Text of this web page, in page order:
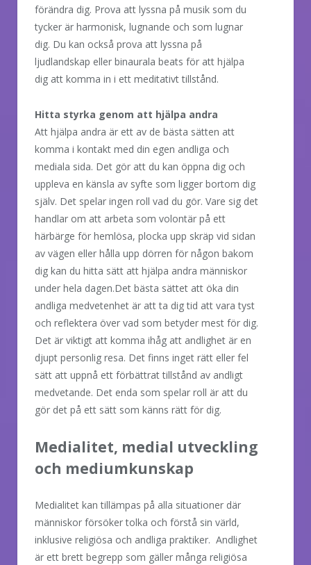
förändra dig. Prova att lyssna på musik som du
tycker är harmonisk, lugnande och som lugnar
dig. Du kan också prova att lyssna på
ljudlandskap eller binaurala beats för att hjälpa
dig att komma in i ett meditativt tillstånd.
Hitta styrka genom att hjälpa andra
Att hjälpa andra är ett av de bästa sätten att
komma i kontakt med din egen andliga och
mediala sida. Det gör att du kan öppna dig och
uppleva en känsla av syfte som ligger bortom dig
själv. Det spelar ingen roll vad du gör. Vare sig det
handlar om att arbeta som volontär på ett
härbärge för hemlösa, plocka upp skräp vid sidan
av vägen eller hålla upp dörren för någon bakom
dig kan du hitta sätt att hjälpa andra människor
under hela dagen.Det bästa sättet att öka din
andliga medvetenhet är att ta dig tid att vara tyst
och reflektera över vad som betyder mest för dig.
Det är viktigt att komma ihåg att andlighet är en
djupt personlig resa. Det finns inget rätt eller fel
sätt att uppnå ett förbättrat tillstånd av andligt
medvetande. Det enda som spelar roll är att du
gör det på ett sätt som känns rätt för dig.
Medialitet, medial utveckling
och mediumkunskap
Medialitet kan tillämpas på alla situationer där
människor försöker tolka och förstå sin värld,
inklusive religiösa och andliga praktiker. Andlighet
är ett brett begrepp som gäller många religiösa